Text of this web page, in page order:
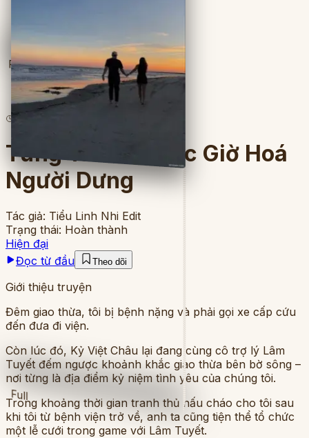
Full
Full
25
Từng Thân Thuộc Giờ Hoá
Người Dưng
Tác giả: Tiểu Linh Nhi Edit
Trạng thái: Hoàn thành
Hiện đại
Đọc từ đầu
Theo dõi
Giới thiệu truyện
Đêm giao thừa, tôi bị bệnh nặng và phải gọi xe cấp cứu
đến đưa đi viện.
Còn lúc đó, Kỷ Việt Châu lại đang cùng cô trợ lý Lâm
Tuyết đếm ngược khoảnh khắc giao thừa bên bờ sông –
nơi từng là địa điểm kỷ niệm tình yêu của chúng tôi.
Trong khoảng thời gian tranh thủ nấu cháo cho tôi sau
khi tôi từ bệnh viện trở về, anh ta cũng tiện thể tổ chức
một lễ cưới trong game với Lâm Tuyết.